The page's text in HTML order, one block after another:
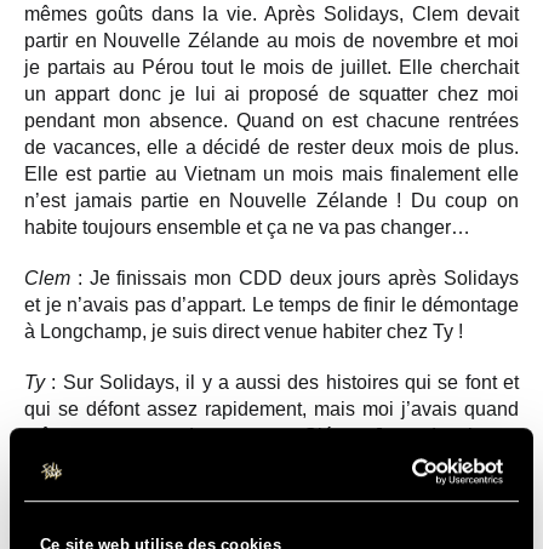
Ce site web utilise des cookies
mêmes goûts dans la vie. Après Solidays, Clem devait
partir en Nouvelle Zélande au mois de novembre et moi
je partais au Pérou tout le mois de juillet. Elle cherchait
un appart donc je lui ai proposé de squatter chez moi
pendant mon absence. Quand on est chacune rentrées
de vacances, elle a décidé de rester deux mois de plus.
Elle est partie au Vietnam un mois mais finalement elle
n’est jamais partie en Nouvelle Zélande ! Du coup on
habite toujours ensemble et ça ne va pas changer…
Clem : Je finissais mon CDD deux jours après Solidays
et je n’avais pas d’appart. Le temps de finir le démontage
à Longchamp, je suis direct venue habiter chez Ty !
Ty: Sur Solidays, il y a aussi des histoires qui se font et
qui se défont assez rapidement, mais moi j’avais quand
même eu un coup de cœur pour Clém… Je ne devais pas
faire le démontage mais j’ai eu des vacances plus tôt que
prévu donc j’ai envoyé un message à Clém genre « si
démontage, ça m’intéresse ! » On a fait le démontage